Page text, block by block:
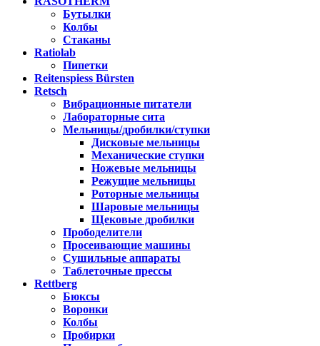
Бутылки
Колбы
Стаканы
Ratiolab
Пипетки
Reitenspiess Bürsten
Retsch
Вибрационные питатели
Лабораторные сита
Мельницы/дробилки/ступки
Дисковые мельницы
Механические ступки
Ножевые мельницы
Режущие мельницы
Роторные мельницы
Шаровые мельницы
Щековые дробилки
Прободелители
Просеивающие машины
Сушильные аппараты
Таблеточные прессы
Rettberg
Бюксы
Воронки
Колбы
Пробирки